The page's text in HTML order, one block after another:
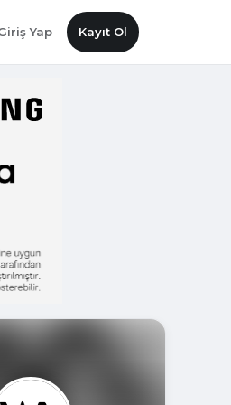
Yap Kayıt Ol